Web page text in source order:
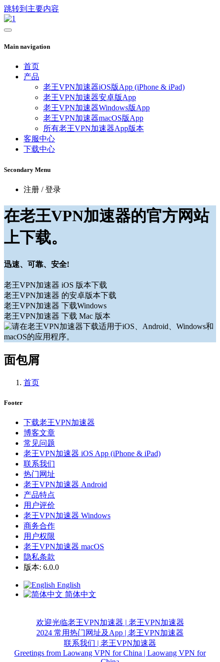
跳转到主要内容
Main navigation
首页
产品
老王VPN加速器iOS版App (iPhone & iPad)
老王VPN加速器安卓版App
老王VPN加速器Windows版App
老王VPN加速器macOS版App
所有老王VPN加速器App版本
客服中心
下载中心
Secondary Menu
注册 / 登录
在老王VPN加速器的官方网站
上下载。
迅速、可靠、安全!
老王VPN加速器 iOS 版本下载
老王VPN加速器 的安卓版本下载
老王VPN加速器 下载Windows
老王VPN加速器 下载 Mac 版本
面包屑
首页
Footer
下载老王VPN加速器
博客文章
常见问题
老王VPN加速器 iOS App (iPhone & iPad)
联系我们
热门网址
老王VPN加速器 Android
产品特点
用户评价
老王VPN加速器 Windows
商务合作
用户权限
老王VPN加速器 macOS
隐私条款
版本: 6.0.0
English
简体中文
欢迎光临老王VPN加速器 | 老王VPN加速器
2024 常用热门网址及App | 老王VPN加速器
联系我们 | 老王VPN加速器
Greetings from Laowang VPN for China | Laowang VPN for